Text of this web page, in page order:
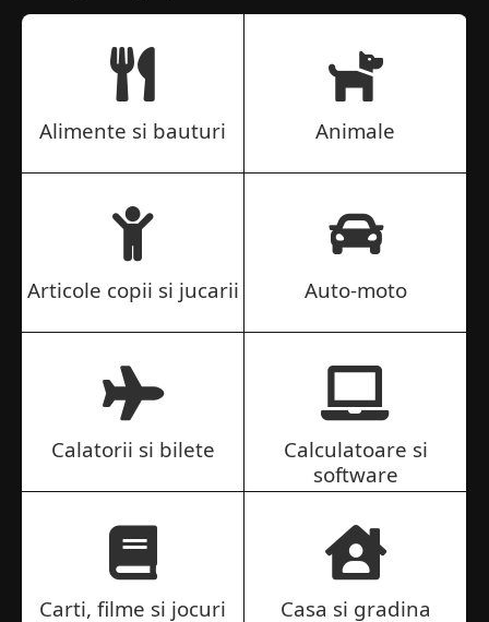
Alimente si bauturi Animale
Articole copii si jucarii Auto-moto
Calatorii si bilete
Calculatoare si
software
Carti, filme si jocuri Casa si gradina